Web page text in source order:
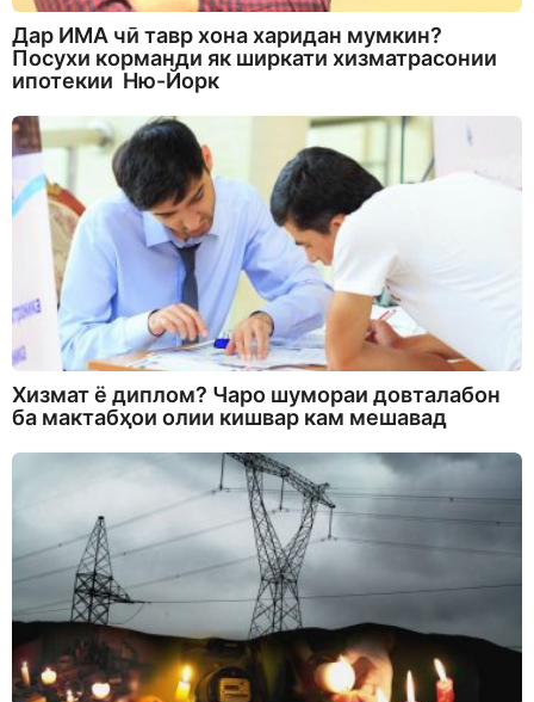
Дар ИМА чӣ тавр хона харидан мумкин?
Посухи корманди як ширкати хизматрасонии
ипотекии Ню-Йорк
Хизмат ё диплом? Чаро шумораи довталабон
ба мактабҳои олии кишвар кам мешавад